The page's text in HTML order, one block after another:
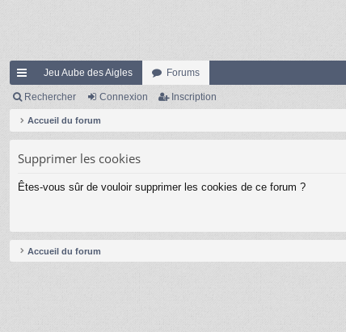
ac
co
s
Jeu Aube des Aigles Forums
Rechercher Connexion Inscription
Accueil du forum
Supprimer les cookies
Êtes-vous sûr de vouloir supprimer les cookies de ce forum ?
Accueil du forum